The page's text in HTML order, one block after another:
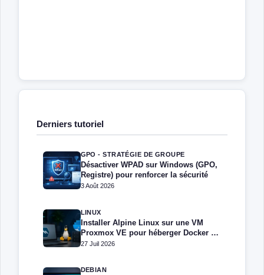
Derniers tutoriel
GPO - STRATÉGIE DE GROUPE
Désactiver WPAD sur Windows (GPO,
Registre) pour renforcer la sécurité
3 Août 2026
LINUX
Installer Alpine Linux sur une VM
Proxmox VE pour héberger Docker et
Docker Compose
27 Juil 2026
DEBIAN